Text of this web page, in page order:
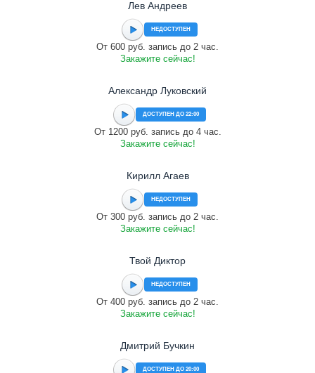
Лев Андреев
НЕДОСТУПЕН
От 600 руб. запись до 2 час.
Закажите сейчас!
Александр Луковский
ДОСТУПЕН ДО 22:00
От 1200 руб. запись до 4 час.
Закажите сейчас!
Кирилл Агаев
НЕДОСТУПЕН
От 300 руб. запись до 2 час.
Закажите сейчас!
Твой Диктор
НЕДОСТУПЕН
От 400 руб. запись до 2 час.
Закажите сейчас!
Дмитрий Бучкин
ДОСТУПЕН ДО 20:00